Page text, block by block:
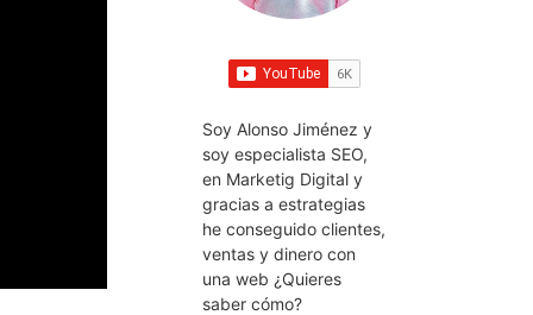
Soy Alonso Jiménez y
soy especialista SEO,
en Marketig Digital y
gracias a estrategias
he conseguido clientes,
ventas y dinero con
una web ¿Quieres
saber cómo?